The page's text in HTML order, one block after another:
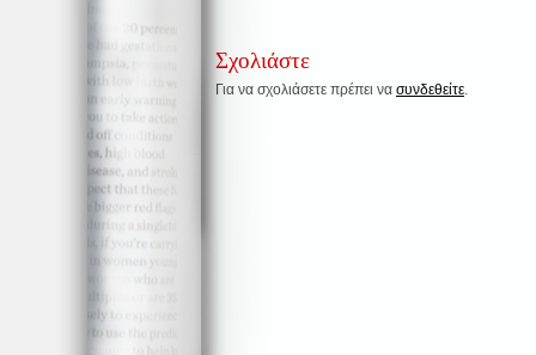
Σχολιάστε
Για να σχολιάσετε πρέπει να συνδεθείτε.